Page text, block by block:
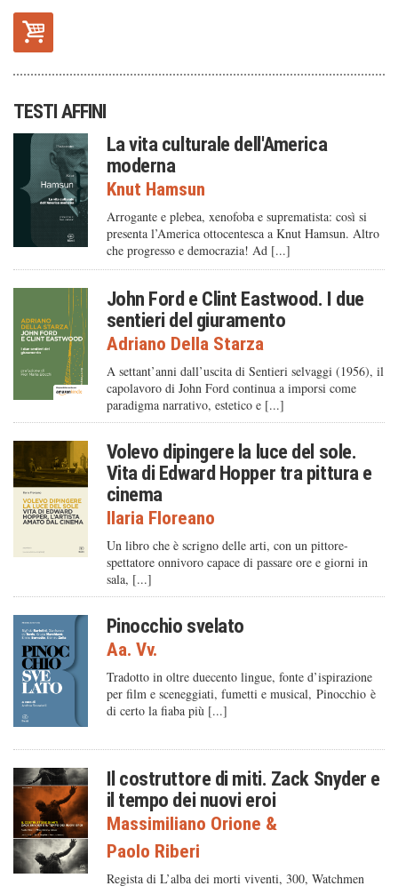
TESTI AFFINI
La vita culturale dell'America
moderna
Knut Hamsun
Arrogante e plebea, xenofoba e suprematista: così si
presenta l’America ottocentesca a Knut Hamsun. Altro
che progresso e democrazia! Ad [...]
John Ford e Clint Eastwood. I due
sentieri del giuramento
Adriano Della Starza
A settant’anni dall’uscita di Sentieri selvaggi (1956), il
capolavoro di John Ford continua a imporsi come
paradigma narrativo, estetico e [...]
Volevo dipingere la luce del sole.
Vita di Edward Hopper tra pittura e
cinema
Ilaria Floreano
Un libro che è scrigno delle arti, con un pittore-
spettatore onnivoro capace di passare ore e giorni in
sala, [...]
Pinocchio svelato
Aa. Vv.
Tradotto in oltre duecento lingue, fonte d’ispirazione
per film e sceneggiati, fumetti e musical, Pinocchio è
di certo la fiaba più [...]
Il costruttore di miti. Zack Snyder e
il tempo dei nuovi eroi
Massimiliano Orione &
Paolo Riberi
Regista di L’alba dei morti viventi, 300, Watchmen